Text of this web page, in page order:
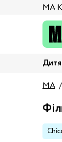
МА
MA